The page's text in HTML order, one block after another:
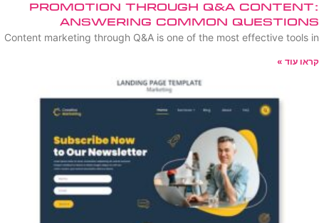
Promotion Through Q&A Content:
Answering Common Questions
Content marketing through Q&A is one of the most effective tools in
קראו עוד »